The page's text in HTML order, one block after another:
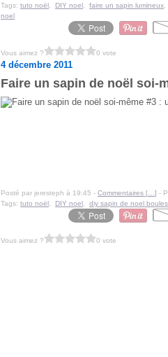
Tags: tuto noël DIY noel faire un sapin lumineux
noel
Vous aimez ? 0 vote
4 décembre 2011
Faire un sapin de noël soi-
Posté par jeresteph à 19:45 - Commentaires [ ] -
Tags: tuto noël DIY noel diy sapin de noel boules
Vous aimez ? 0 vote